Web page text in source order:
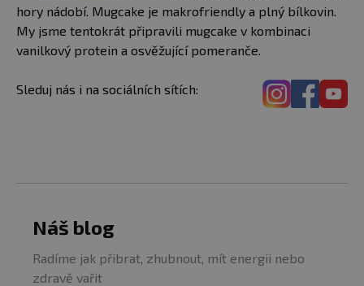
hory nádobí. Mugcake je makrofriendly a plný bílkovin.
My jsme tentokrát připravili mugcake v kombinaci
vanilkový protein a osvěžující pomeranče.
Sleduj nás i na sociálních sítích:
Náš blog
Radíme jak přibrat, zhubnout, mít energii nebo
zdravě vařit